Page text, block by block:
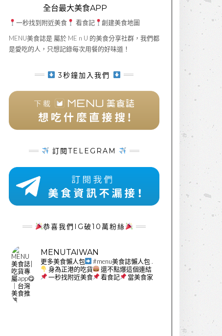
全台最大美食APP
一秒找到附近美食 看食記
創建美食地圖
MENU美食誌是 屬於 ME n U 的美食分享社群，我們都
是愛吃的人，只想記錄每次用餐的好味道！
3秒鐘加入我們
訂閱TELEGRAM
恭喜我們IG破10萬粉絲
MENUTAIWAN
更多美食懶人包 #menu美食誌懶人包 .
身為正港的吃貨
還不點爆這個連結
一秒找附近美食
看食記 當美食家